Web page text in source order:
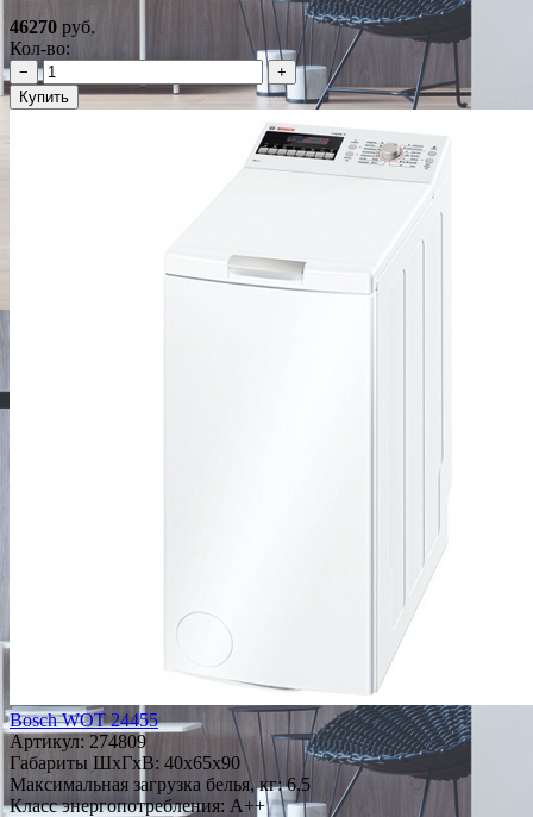
46270 руб.
Кол-во:
−
+
Купить
Bosch WOT 24455
Артикул: 274809
Габариты ШxГxВ: 40x65x90
Максимальная загрузка белья, кг: 6.5
Класс энергопотребления: A++